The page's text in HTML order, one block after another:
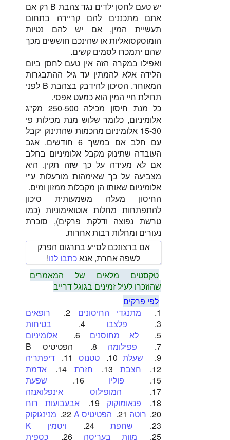
יש טעם לחסן ילדים נגד צהבת B רק אם
אתם מתכננים להם קריירה בתחום
תעשיית המין, אם יש להם נטיות
הומוסקסואליות או שהינכם חוששים מכך
שהם יתמכרו לסמים קשים.
ואפילו במקרה הזה אין טעם לחסן ביום
הלידה אלא להמתין עד גיל ההתבגרות
המאוחר. הסיכון להידבק בצהבת B לפני
תחילת חיי המין הוא כמעט אפסי.
כל מנת חיסון מכילה 250-500 מק"ג
אלומיניום, כלומר שלוש מנת מכילות פי
15-30 אלומיניום מהכמות שהתינוק יקבל
עם חלב אם במשך 6 חודשים. אגב
העובדה שתינוק מקבל אלומיניום בחלב
אם לא מעידה על כך שזה תקין. היא
מצביעה על כך שאימהות מורעלות ע"י
אלומיניום שאותו הן מקבלות ממזון ומים.
החיסון מעלה משמעותית סיכון
להתפתחות מחלות אוטואימוניות (כמו
טרשת נפוצה ודלקת פרקים), סוכרת
נעורים ומחלות רבות אחרות.
אם ברצונכם לסייע בתרגום הפרק
לשפה אחרת, אנאכתבו לנו!
טקסטים מלאים של המאמרים
שהוזכרו לעיל זמינים בגוגל דרייב
לפי פרקים
1.
מתנגדי החיסונים 2.
רופאים
3.
פלצבו 4.
בטיחות
5.
לא מחוסנים 6.
אלומיניום
7.
פפילומה 8.
הפטיטיס B
9.
שעלת 10. טטנוס 11.
דיפתריה
12.
חצבת 13. חזרת 14.
אדמת
15.
פוליו 16.
שפעת
17.
המופילוס אינפלואנזה
18.
פנאומוקוק 19.
אבעבועות רוח
20. רוטה 21. הפטיטיס A 22. מנינגוקוק
23.
שחפת 24.
ויטמין K
25.
מוות בעריסה 26. כספית